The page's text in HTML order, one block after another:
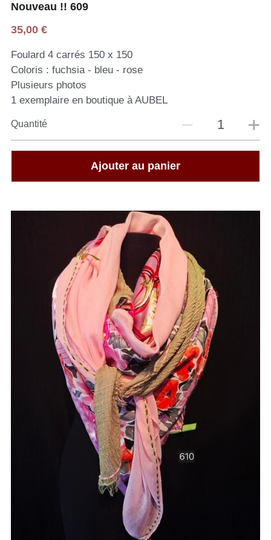
Nouveau !! 609
35,00 €
Foulard 4 carrés 150 x 150
Coloris : fuchsia - bleu - rose
Plusieurs photos
1 exemplaire en boutique à AUBEL
Quantité
Ajouter au panier